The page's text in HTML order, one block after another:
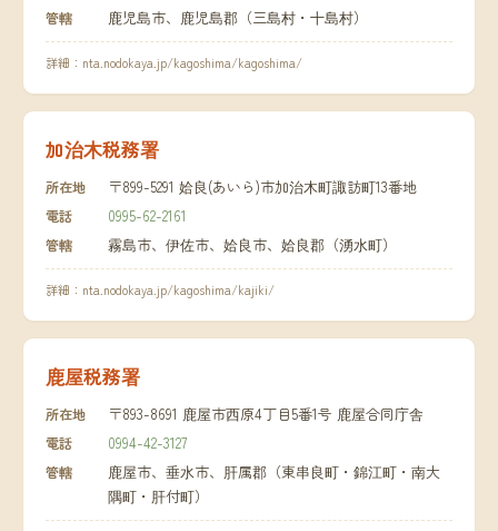
管轄 鹿児島市、鹿児島郡（三島村・十島村）
詳細： nta.nodokaya.jp/kagoshima/kagoshima/
加治木税務署
所在地 〒899-5291 姶良(あいら)市加治木町諏訪町13番地
電話 0995-62-2161
管轄 霧島市、伊佐市、姶良市、姶良郡（湧水町）
詳細： nta.nodokaya.jp/kagoshima/kajiki/
鹿屋税務署
所在地 〒893-8691 鹿屋市西原4丁目5番1号 鹿屋合同庁舎
電話 0994-42-3127
管轄
鹿屋市、垂水市、肝属郡（東串良町・錦江町・南大
隅町・肝付町）